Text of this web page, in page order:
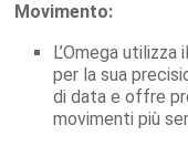
Movimento:
L’Omega
per la sua
di data e offre
movimenti più